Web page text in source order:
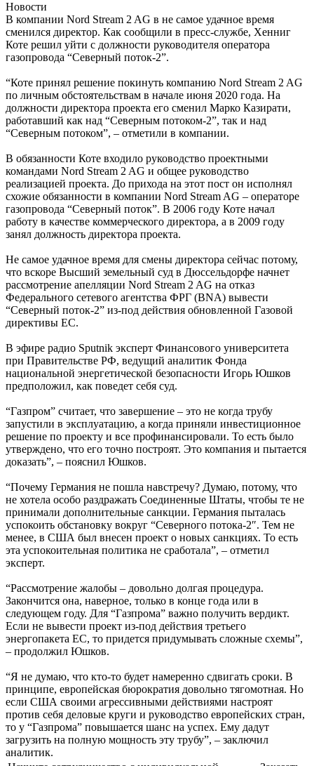
Новости
В компании Nord Stream 2 AG в не самое удачное время
сменился директор. Как сообщили в пресс-службе, Хенниг
Коте решил уйти с должности руководителя оператора
газопровода “Северный поток-2”.
“Коте принял решение покинуть компанию Nord Stream 2 AG
по личным обстоятельствам в начале июня 2020 года. На
должности директора проекта его сменил Марко Казирати,
работавший как над “Северным потоком-2”, так и над
“Северным потоком”, – отметили в компании.
В обязанности Коте входило руководство проектными
командами Nord Stream 2 AG и общее руководство
реализацией проекта. До прихода на этот пост он исполнял
схожие обязанности в компании Nord Stream AG – операторе
газопровода “Северный поток”. В 2006 году Коте начал
работу в качестве коммерческого директора, а в 2009 году
занял должность директора проекта.
Не самое удачное время для смены директора сейчас потому,
что вскоре Высший земельный суд в Дюссельдорфе начнет
рассмотрение апелляции Nord Stream 2 AG на отказ
Федерального сетевого агентства ФРГ (BNA) вывести
“Северный поток-2” из-под действия обновленной Газовой
директивы ЕС.
В эфире радио Sputnik эксперт Финансового университета
при Правительстве РФ, ведущий аналитик Фонда
национальной энергетической безопасности Игорь Юшков
предположил, как поведет себя суд.
“Газпром” считает, что завершение – это не когда трубу
запустили в эксплуатацию, а когда приняли инвестиционное
решение по проекту и все профинансировали. То есть было
утверждено, что его точно построят. Это компания и пытается
доказать”, – пояснил Юшков.
“Почему Германия не пошла навстречу? Думаю, потому, что
не хотела особо раздражать Соединенные Штаты, чтобы те не
принимали дополнительные санкции. Германия пыталась
успокоить обстановку вокруг “Северного потока-2″. Тем не
менее, в США был внесен проект о новых санкциях. То есть
эта успокоительная политика не сработала”, – отметил
эксперт.
“Рассмотрение жалобы – довольно долгая процедура.
Закончится она, наверное, только в конце года или в
следующем году. Для “Газпрома” важно получить вердикт.
Если не вывести проект из-под действия третьего
энергопакета ЕС, то придется придумывать сложные схемы”,
– продолжил Юшков.
“Я не думаю, что кто-то будет намеренно сдвигать сроки. В
принципе, европейская бюрократия довольно тягомотная. Но
если США своими агрессивными действиями настроят
против себя деловые круги и руководство европейских стран,
то у “Газпрома” повышается шанс на успех. Ему дадут
загрузить на полную мощность эту трубу”, – заключил
аналитик.